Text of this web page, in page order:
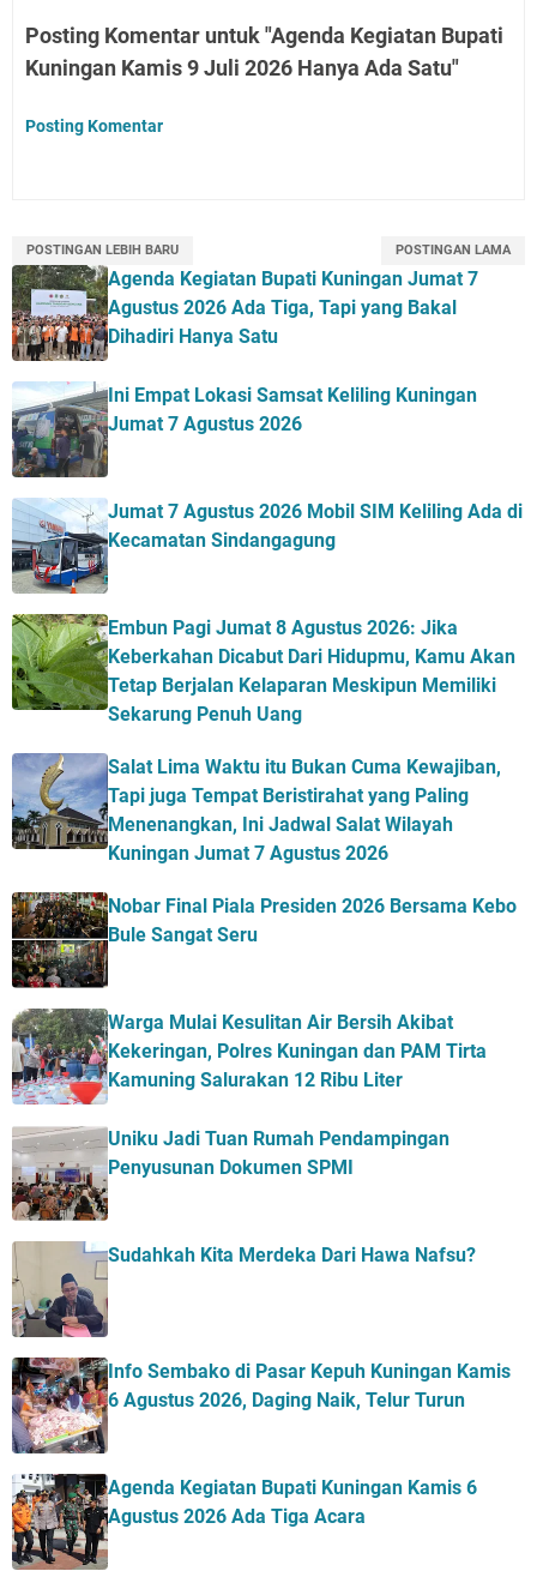
Posting Komentar untuk "Agenda Kegiatan Bupati
Kuningan Kamis 9 Juli 2026 Hanya Ada Satu"
Posting Komentar
POSTINGAN LEBIH BARU POSTINGAN LAMA
Agenda Kegiatan Bupati Kuningan Jumat 7
Agustus 2026 Ada Tiga, Tapi yang Bakal
Dihadiri Hanya Satu
Ini Empat Lokasi Samsat Keliling Kuningan
Jumat 7 Agustus 2026
Jumat 7 Agustus 2026 Mobil SIM Keliling Ada di
Kecamatan Sindangagung
Embun Pagi Jumat 8 Agustus 2026: Jika
Keberkahan Dicabut Dari Hidupmu, Kamu Akan
Tetap Berjalan Kelaparan Meskipun Memiliki
Sekarung Penuh Uang
Salat Lima Waktu itu Bukan Cuma Kewajiban,
Tapi juga Tempat Beristirahat yang Paling
Menenangkan, Ini Jadwal Salat Wilayah
Kuningan Jumat 7 Agustus 2026
Nobar Final Piala Presiden 2026 Bersama Kebo
Bule Sangat Seru
Warga Mulai Kesulitan Air Bersih Akibat
Kekeringan, Polres Kuningan dan PAM Tirta
Kamuning Salurakan 12 Ribu Liter
Uniku Jadi Tuan Rumah Pendampingan
Penyusunan Dokumen SPMI
Sudahkah Kita Merdeka Dari Hawa Nafsu?
Info Sembako di Pasar Kepuh Kuningan Kamis
6 Agustus 2026, Daging Naik, Telur Turun
Agenda Kegiatan Bupati Kuningan Kamis 6
Agustus 2026 Ada Tiga Acara